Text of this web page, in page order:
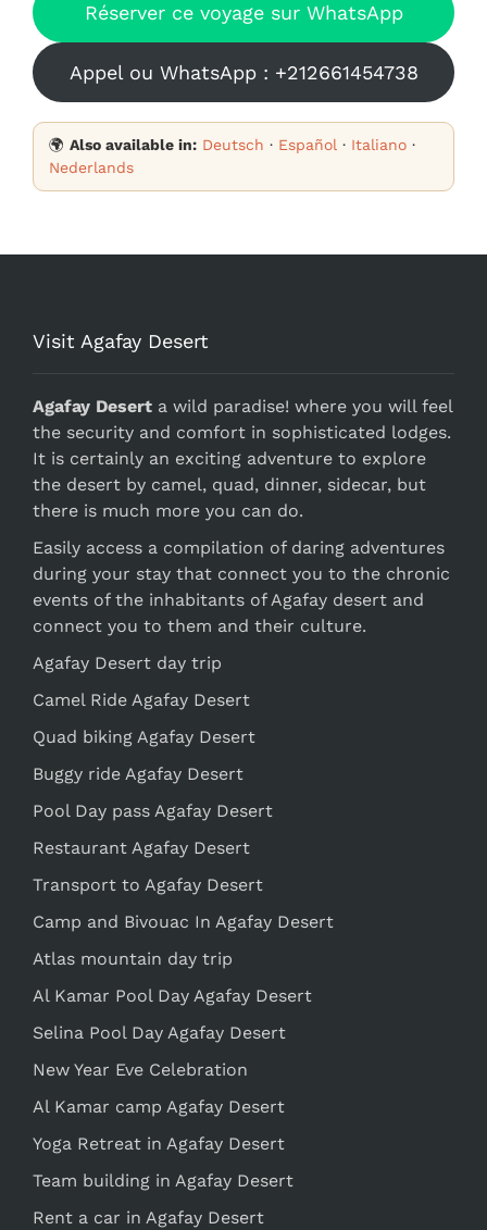
Réserver ce voyage sur WhatsApp
Appel ou WhatsApp : +212661454738
🌍 Also available in: Deutsch · Español · Italiano ·
Nederlands
Visit Agafay Desert
Agafay Desert a wild paradise! where you will feel
the security and comfort in sophisticated lodges.
It is certainly an exciting adventure to explore
the desert by camel, quad, dinner, sidecar, but
there is much more you can do.
Easily access a compilation of daring adventures
during your stay that connect you to the chronic
events of the inhabitants of Agafay desert and
connect you to them and their culture.
Agafay Desert day trip
Camel Ride Agafay Desert
Quad biking Agafay Desert
Buggy ride Agafay Desert
Pool Day pass Agafay Desert
Restaurant Agafay Desert
Transport to Agafay Desert
Camp and Bivouac In Agafay Desert
Atlas mountain day trip
Al Kamar Pool Day Agafay Desert
Selina Pool Day Agafay Desert
New Year Eve Celebration
Al Kamar camp Agafay Desert
Yoga Retreat in Agafay Desert
Team building in Agafay Desert
Rent a car in Agafay Desert